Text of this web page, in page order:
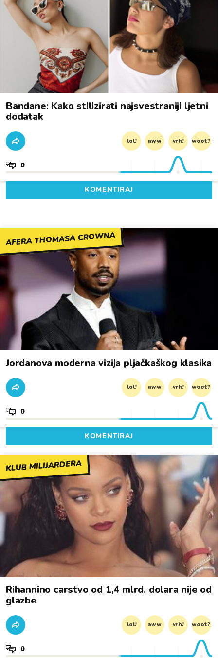
Bandane: Kako stilizirati najsvestraniji ljetni
dodatak
lol! aww vrh! woot?!
0
KOMENTIRAJ
AFERA THOMASA CROWNA
Jordanova moderna vizija pljačkaškog klasika
lol! aww vrh! woot?!
0
KOMENTIRAJ
KLUB MILIJARDERA
Rihannino carstvo od 1,4 mlrd. dolara nije od
glazbe
lol! aww vrh! woot?!
0